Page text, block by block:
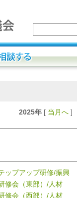
2025年[ 当月へ]
ップアップ研修/振興
修会（東部）/人材
修会（西部）/人材